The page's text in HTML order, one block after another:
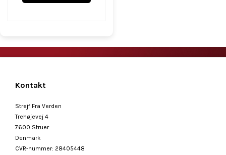
Kontakt
Strejf Fra Verden
Trehøjevej 4
7600 Struer
Denmark
CVR-nummer: 28405448